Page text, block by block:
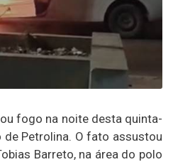
fogo na noite desta quinta-
Petrolina. O fato assustou
Barreto, na área do polo